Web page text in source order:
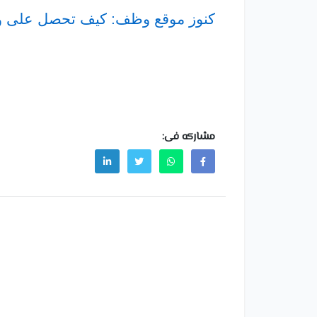
كنوز موقع وظف: كيف تحصل على
مشاركه فى: